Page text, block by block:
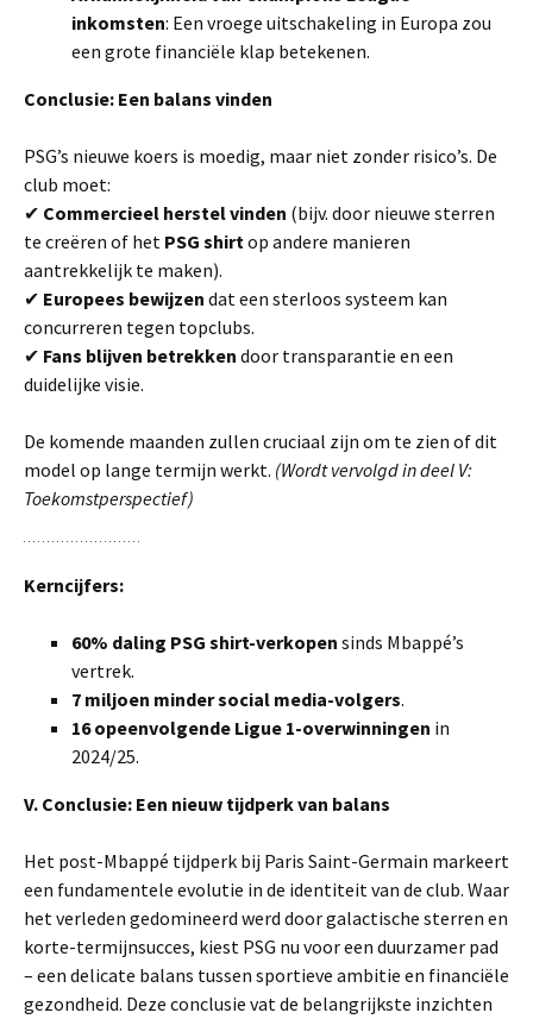
inkomsten: Een vroege uitschakeling in Europa zou
een grote financiële klap betekenen.
Conclusie: Een balans vinden
PSG’s nieuwe koers is moedig, maar niet zonder risico’s. De
club moet:
✔ Commercieel herstel vinden (bijv. door nieuwe sterren
te creëren of het PSG shirtop andere manieren
aantrekkelijk te maken).
✔ Europees bewijzen dat een sterloos systeem kan
concurreren tegen topclubs.
✔ Fans blijven betrekken door transparantie en een
duidelijke visie.
De komende maanden zullen cruciaal zijn om te zien of dit
model op lange termijn werkt. (Wordt vervolgd in deel V:
Toekomstperspectief)
Kerncijfers:
60% daling PSG shirt-verkopen sinds Mbappé’s
vertrek.
7 miljoen minder social media-volgers.
16 opeenvolgende Ligue 1-overwinningen in
2024/25.
V. Conclusie: Een nieuw tijdperk van balans
Het post-Mbappé tijdperk bij Paris Saint-Germain markeert
een fundamentele evolutie in de identiteit van de club. Waar
het verleden gedomineerd werd door galactische sterren en
korte-termijnsucces, kiest PSG nu voor een duurzamer pad
– een delicate balans tussen sportieve ambitie en financiële
gezondheid. Deze conclusie vat de belangrijkste inzichten